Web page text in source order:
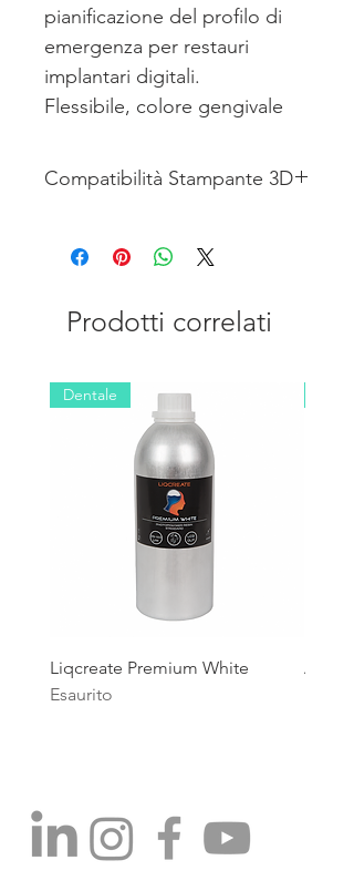
pianificazione del profilo di
emergenza per restauri
implantari digitali.
Flessibile, colore gengivale
Compatibilità Stampante 3D
Prodotti correlati
Dentale
Liqcreate Premium White
Esaurito